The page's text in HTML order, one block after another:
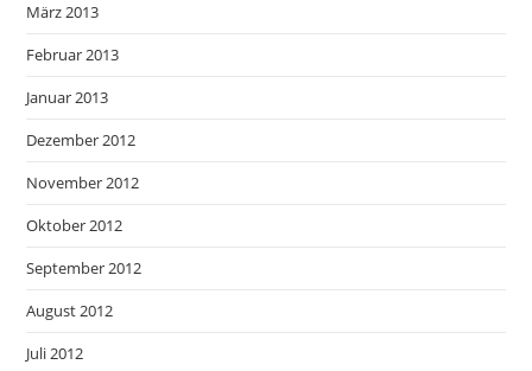
März 2013
Februar 2013
Januar 2013
Dezember 2012
November 2012
Oktober 2012
September 2012
August 2012
Juli 2012